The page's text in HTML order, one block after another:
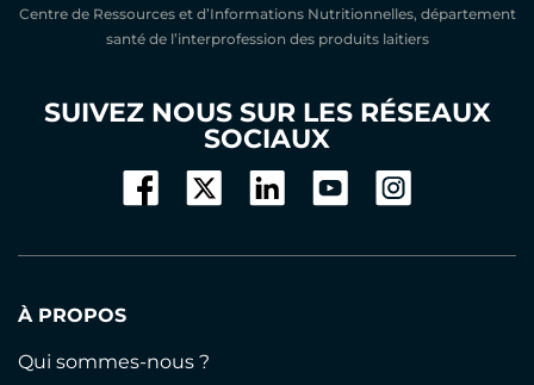
Centre de Ressources et d’Informations Nutritionnelles, département
santé de l’interprofession des produits laitiers
SUIVEZ NOUS SUR LES RÉSEAUX
SOCIAUX
À PROPOS
Qui sommes-nous ?